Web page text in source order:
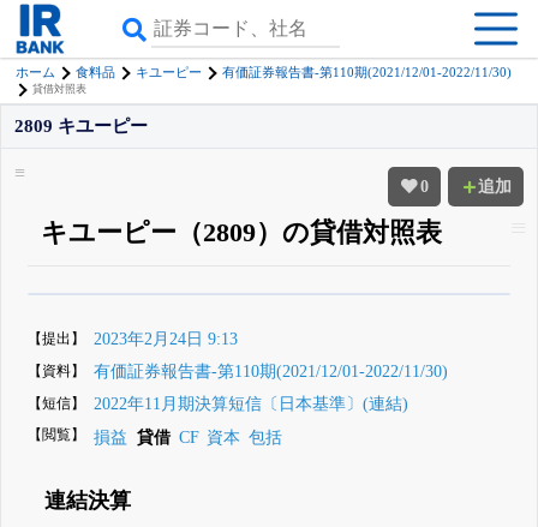
ホーム 食料品 キユーピー 有価証券報告書-第110期(2021/12/01-2022/11/30)
貸借対照表
0 追加
2809 キユーピー
キユーピー（2809）の貸借対照表
詳しく見られる 無料でβ版をはじめる
登録すると永久30%OFFと米株版の先行利用も付きます
【提出】 2023年2月24日 9:13
【資料】 有価証券報告書-第110期(2021/12/01-2022/11/30)
【短信】 2022年11月期決算短信〔日本基準〕(連結)
【閲覧】 損益 貸借 CF 資本 包括
連結決算